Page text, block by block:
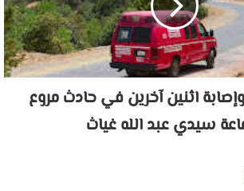
اثنين آخرين في حادث مروع
سيدي عبد الله غياث